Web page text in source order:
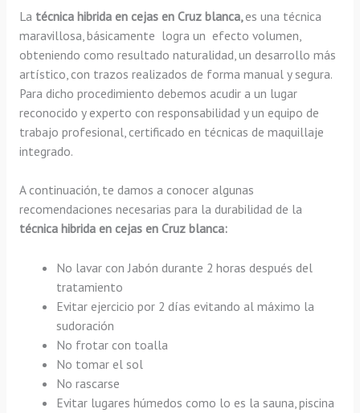
La técnica hibrida en cejas en Cruz blanca, es una técnica
maravillosa, básicamente logra un efecto volumen,
obteniendo como resultado naturalidad, un desarrollo más
artístico, con trazos realizados de forma manual y segura.
Para dicho procedimiento debemos acudir a un lugar
reconocido y experto con responsabilidad y un equipo de
trabajo profesional, certificado en técnicas de maquillaje
integrado.
A continuación, te damos a conocer algunas
recomendaciones necesarias para la durabilidad de la
técnica hibrida en cejas en Cruz blanca:
No lavar con Jabón durante 2 horas después del
tratamiento
Evitar ejercicio por 2 días evitando al máximo la
sudoración
No frotar con toalla
No tomar el sol
No rascarse
Evitar lugares húmedos como lo es la sauna, piscina